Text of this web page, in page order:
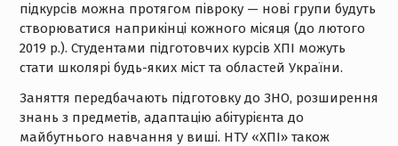
підкурсів можна протягом півроку — нові групи будуть
створюватися наприкінці кожного місяця (до лютого
2019 р.). Студентами підготовчих курсів ХПІ можуть
стати школярі будь-яких міст та областей України.
Заняття передбачають підготовку до ЗНО, розширення
знань з предметів, адаптацію абітурієнта до
майбутнього навчання у виші. НТУ «ХПІ» також